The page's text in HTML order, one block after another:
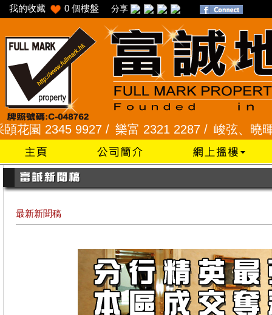
我的收藏 0 個樓盤 分享
9927 /樂富 2321 2287 /峻弦、曉暉花園
最新新聞稿